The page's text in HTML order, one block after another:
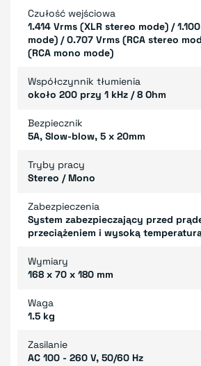
Czułość wejściowa
1.414 Vrms (XLR stereo mode) /
mode) / 0.707 Vrms (RCA stereo
(RCA mono mode)
Współczynnik tłumienia
około 200 przy 1 kHz / 8 Ohm
Bezpiecznik
5A, Slow-blow, 5 x 20mm
Tryby pracy
Stereo / Mono
Zabezpieczenia
System zabezpieczający przed
przeciążeniem i wysoką
Wymiary
168 x 70 x 180 mm
Waga
1.5 kg
Zasilanie
AC 100 - 260 V, 50/60 Hz